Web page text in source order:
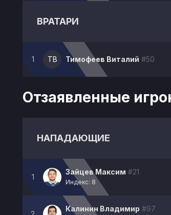
ВРАТАРИ
1 ТВ Тимофеев Виталий #50
Отзаявленные
НАПАДАЮЩИЕ
1
Зайцев Максим #21
Индекс: 8
Калинин Владимир #97